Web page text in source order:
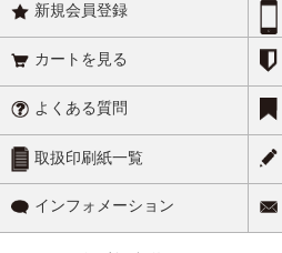
新規会員登録
カートを見る
よくある質問
取扱印刷紙一覧
インフォメーション